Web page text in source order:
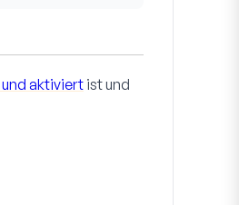
aktiviert ist und